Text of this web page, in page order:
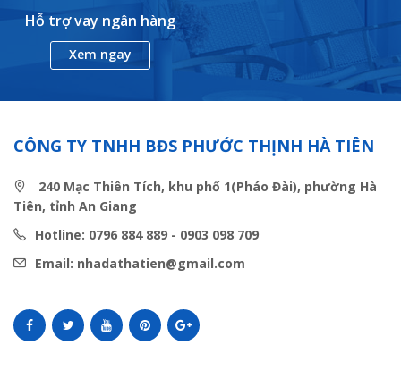
Hỗ trợ vay ngân hàng
Xem ngay
CÔNG TY TNHH BĐS PHƯỚC THỊNH HÀ TIÊN
240 Mạc Thiên Tích, khu phố 1(Pháo Đài), phường Hà
Tiên, tỉnh An Giang
Hotline: 0796 884 889 - 0903 098 709
Email: nhadathatien@gmail.com